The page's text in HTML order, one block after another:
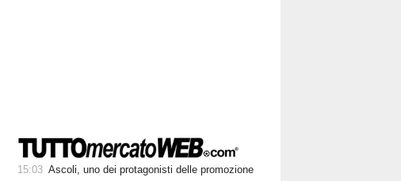
15:03 Ascoli, uno dei protagonisti delle promozione